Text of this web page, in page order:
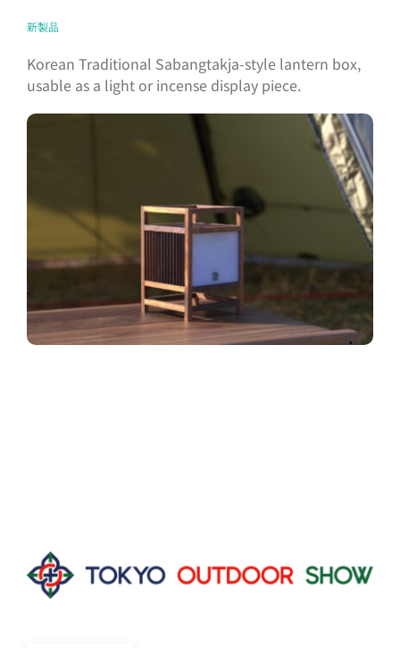
新製品
Korean Traditional Sabangtakja-style lantern box,
usable as a light or incense display piece.